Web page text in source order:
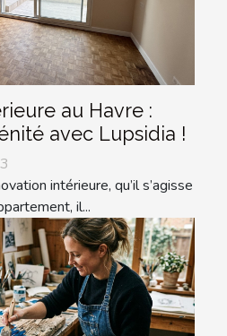
au Havre :
avec Lupsidia !
intérieure, qu’il s’agisse
il...